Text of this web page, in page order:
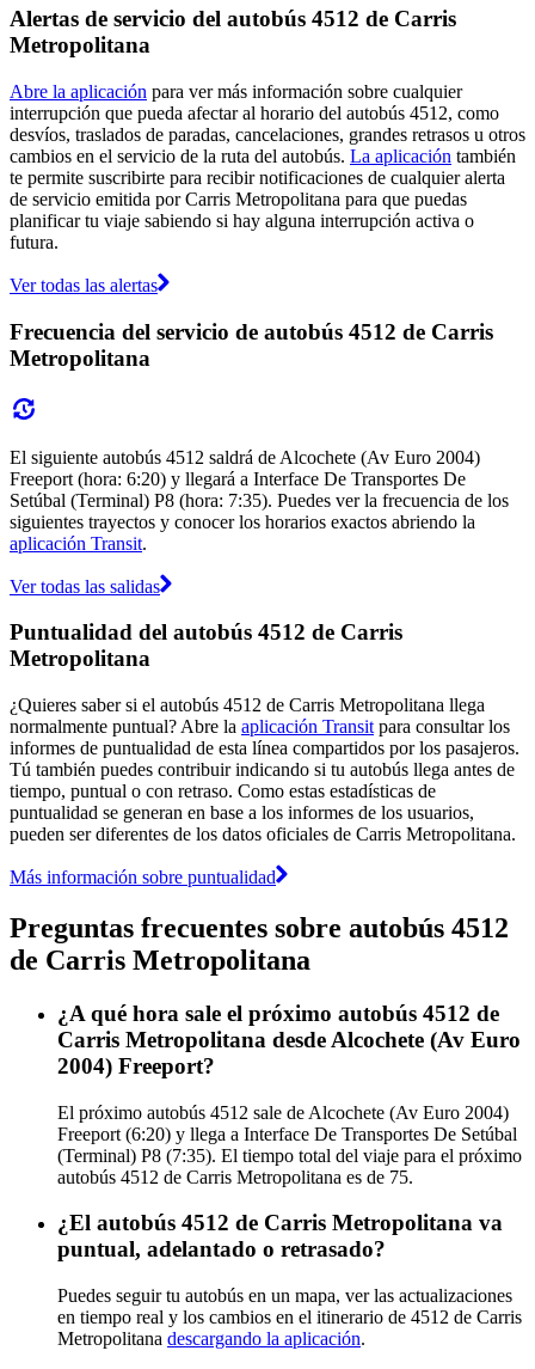
Alertas de servicio del autobús 4512 de Carris
Metropolitana
Abre la aplicación para ver más información sobre cualquier
interrupción que pueda afectar al horario del autobús 4512, como
desvíos, traslados de paradas, cancelaciones, grandes retrasos u otros
cambios en el servicio de la ruta del autobús. La aplicación también
te permite suscribirte para recibir notificaciones de cualquier alerta
de servicio emitida por Carris Metropolitana para que puedas
planificar tu viaje sabiendo si hay alguna interrupción activa o
futura.
Ver todas las alertas
Frecuencia del servicio de autobús 4512 de Carris
Metropolitana
El siguiente autobús 4512 saldrá de Alcochete (Av Euro 2004)
Freeport (hora: 6:20) y llegará a Interface De Transportes De
Setúbal (Terminal) P8 (hora: 7:35). Puedes ver la frecuencia de los
siguientes trayectos y conocer los horarios exactos abriendo la
aplicación Transit.
Ver todas las salidas
Puntualidad del autobús 4512 de Carris
Metropolitana
¿Quieres saber si el autobús 4512 de Carris Metropolitana llega
normalmente puntual? Abre la aplicación Transit para consultar los
informes de puntualidad de esta línea compartidos por los pasajeros.
Tú también puedes contribuir indicando si tu autobús llega antes de
tiempo, puntual o con retraso. Como estas estadísticas de
puntualidad se generan en base a los informes de los usuarios,
pueden ser diferentes de los datos oficiales de Carris Metropolitana.
Más información sobre puntualidad
Preguntas frecuentes sobre autobús 4512
de Carris Metropolitana
¿A qué hora sale el próximo autobús 4512 de
Carris Metropolitana desde Alcochete (Av Euro
2004) Freeport?
El próximo autobús 4512 sale de Alcochete (Av Euro 2004)
Freeport (6:20) y llega a Interface De Transportes De Setúbal
(Terminal) P8 (7:35). El tiempo total del viaje para el próximo
autobús 4512 de Carris Metropolitana es de 75.
¿El autobús 4512 de Carris Metropolitana va
puntual, adelantado o retrasado?
Puedes seguir tu autobús en un mapa, ver las actualizaciones
en tiempo real y los cambios en el itinerario de 4512 de Carris
Metropolitana descargando la aplicación.